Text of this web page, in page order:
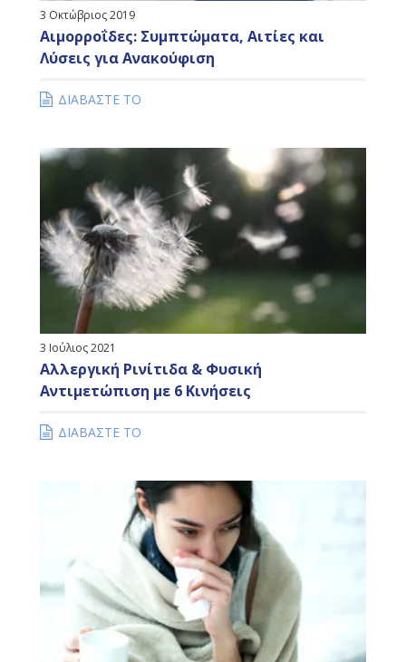
3 Οκτώβριος 2019
Αιμορροΐδες: Συμπτώματα, Αιτίες και
Λύσεις για Ανακούφιση
ΔΙΑΒΑΣΤΕ ΤΟ
3 Ιούλιος 2021
Αλλεργική Ρινίτιδα & Φυσική
Αντιμετώπιση με 6 Κινήσεις
ΔΙΑΒΑΣΤΕ ΤΟ